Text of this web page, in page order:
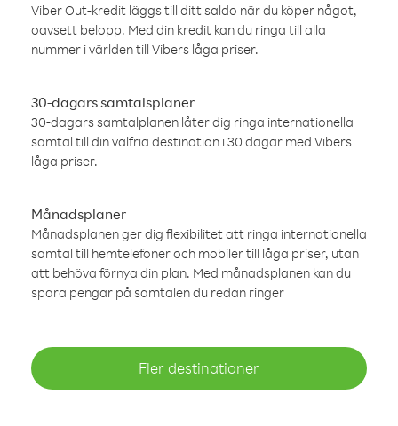
Viber Out-kredit läggs till ditt saldo när du köper något,
oavsett belopp. Med din kredit kan du ringa till alla
nummer i världen till Vibers låga priser.
30-dagars samtalsplaner
30-dagars samtalplanen låter dig ringa internationella
samtal till din valfria destination i 30 dagar med Vibers
låga priser.
Månadsplaner
Månadsplanen ger dig flexibilitet att ringa internationella
samtal till hemtelefoner och mobiler till låga priser, utan
att behöva förnya din plan. Med månadsplanen kan du
spara pengar på samtalen du redan ringer
Fler destinationer